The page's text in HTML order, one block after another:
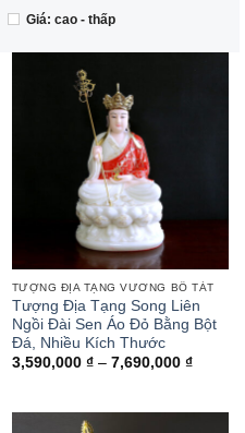
Giá: cao - thấp
TƯỢNG ĐỊA TẠNG VƯƠNG BỒ TÁT
Tượng Địa Tạng Song Liên
Ngồi Đài Sen Áo Đỏ Bằng Bột
Đá, Nhiều Kích Thước
3,590,000 ₫ – 7,690,000 ₫Khoảng